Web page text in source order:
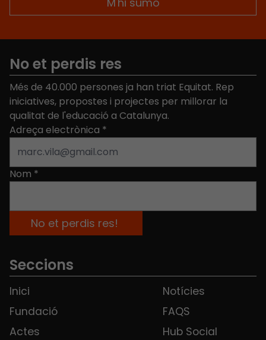
No et perdis res
Més de 40.000 persones ja han triat Equitat. Rep
iniciatives, propostes i projectes per millorar la
qualitat de l'educació a Catalunya.
Adreça electrònica *
Nom *
Seccions
Inici
Fundació
Actes
Notícies
FAQS
Hub Social